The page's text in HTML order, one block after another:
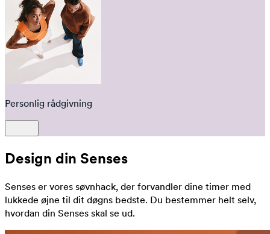
Personlig rådgivning
Design din Senses
Senses er vores søvnhack, der forvandler dine timer med
lukkede øjne til dit døgns bedste. Du bestemmer helt selv,
hvordan din Senses skal se ud.